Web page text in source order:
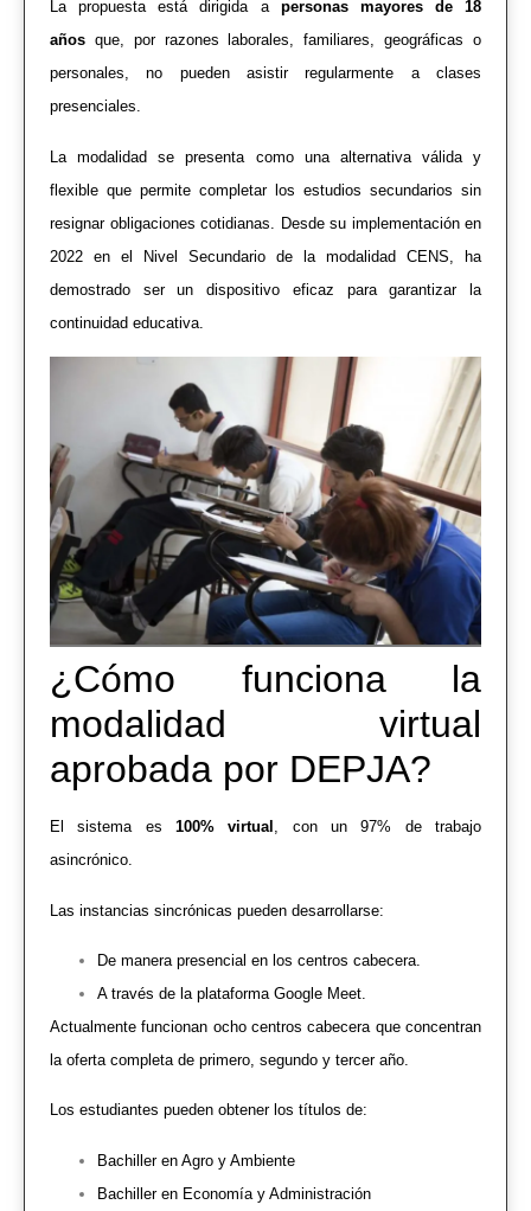
La propuesta está dirigida a personas mayores de 18
años que, por razones laborales, familiares, geográficas o
personales, no pueden asistir regularmente a clases
presenciales.
La modalidad se presenta como una alternativa válida y
flexible que permite completar los estudios secundarios sin
resignar obligaciones cotidianas. Desde su implementación en
2022 en el Nivel Secundario de la modalidad CENS, ha
demostrado ser un dispositivo eficaz para garantizar la
continuidad educativa.
¿Cómo funciona la
modalidad virtual
aprobada por DEPJA?
El sistema es 100% virtual , con un 97% de trabajo
asincrónico.
Las instancias sincrónicas pueden desarrollarse:
De manera presencial en los centros cabecera.
A través de la plataforma Google Meet.
Actualmente funcionan ocho centros cabecera que concentran
la oferta completa de primero, segundo y tercer año.
Los estudiantes pueden obtener los títulos de:
Bachiller en Agro y Ambiente
Bachiller en Economía y Administración